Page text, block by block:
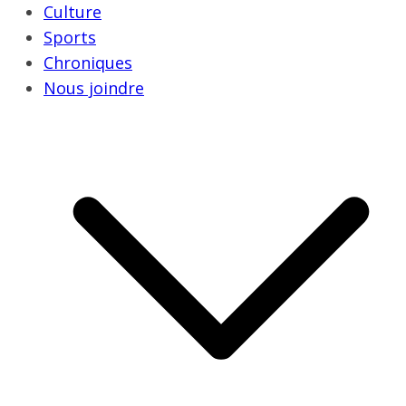
Culture
Sports
Chroniques
Nous joindre